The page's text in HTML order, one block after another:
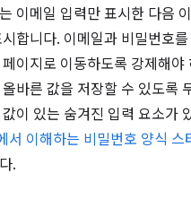
이메일 입력만 표시한 다음
합니다. 이메일과 비밀번호
이지로 이동하도록 강제해야
바른 값을 저장할 수 있도록
이 있는 숨겨진 입력 요소가
이해하는 비밀번호 양식 스
.